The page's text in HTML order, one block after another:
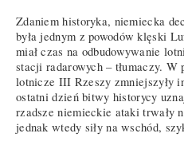
Zdaniem historyka, niemiecka
była jednym z powodów klęski
miał czas na odbudowywanie
stacji radarowych – tłumaczy. W
lotnicze III Rzeszy zmniejszyły
ostatni dzień bitwy historycy
rzadsze niemieckie ataki trwały
jednak wtedy siły na wschód,